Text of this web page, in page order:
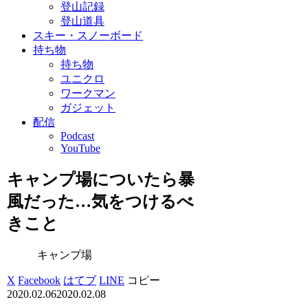
登山記録
登山道具
スキー・スノーボード
持ち物
持ち物
ユニクロ
ワークマン
ガジェット
配信
Podcast
YouTube
キャンプ場についたら暴
風だった…気をつけるべ
きこと
キャンプ場
X Facebook はてブ LINE コピー
2020.02.062020.02.08